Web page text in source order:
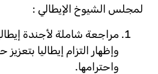
لمجلس الشيوخ الإيطالي :
مراجعة شاملة لأجندة
وإظھار التزام إیطالیا
واحترامھا.